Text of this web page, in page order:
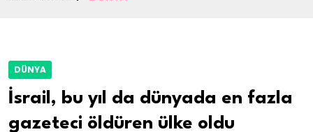
DÜNYA
İsrail, bu yıl da dünyada en fazla
gazeteci öldüren ülke oldu